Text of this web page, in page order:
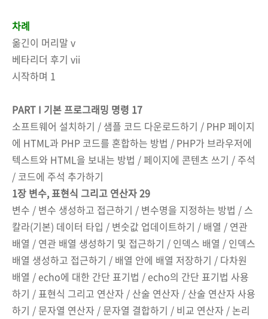
차례
옮긴이 머리말 v
베타리더 후기 vii
시작하며 1
PART I 기본 프로그래밍 명령 17
소프트웨어 설치하기 / 샘플 코드 다운로드하기 / PHP 페이지
에 HTML과 PHP 코드를 혼합하는 방법 / PHP가 브라우저에
텍스트와 HTML을 보내는 방법 / 페이지에 콘텐츠 쓰기 / 주석
/ 코드에 주석 추가하기
1장 변수, 표현식 그리고 연산자 29
변수 / 변수 생성하고 접근하기 / 변수명을 지정하는 방법 / 스
칼라(기본) 데이터 타입 / 변숫값 업데이트하기 / 배열 / 연관
배열 / 연관 배열 생성하기 및 접근하기 / 인덱스 배열 / 인덱스
배열 생성하고 접근하기 / 배열 안에 배열 저장하기 / 다차원
배열 / echo에 대한 간단 표기법 / echo의 간단 표기법 사용
하기 / 표현식 그리고 연산자 / 산술 연산자 / 산술 연산자 사용
하기 / 문자열 연산자 / 문자열 결합하기 / 비교 연산자 / 논리